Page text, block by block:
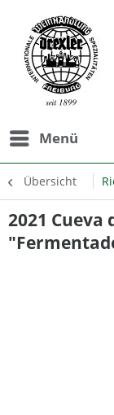
Menü
Übersicht
2021 Cueva